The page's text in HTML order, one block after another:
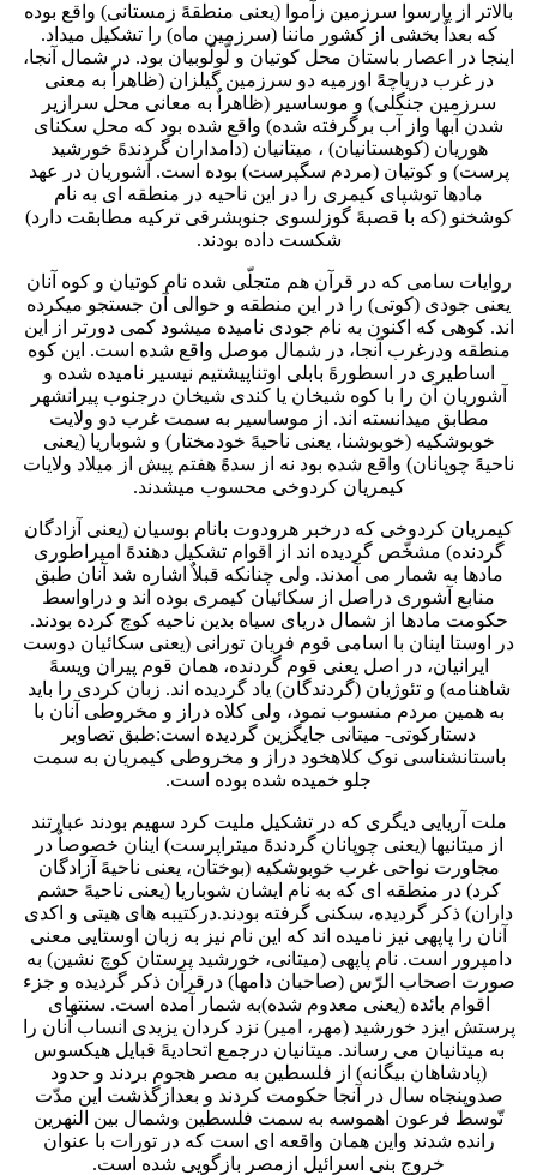
بالاتر از پارسوا سرزمین زآموا (یعنی منطقهً زمستانی) واقع بوده
که بعداٌ بخشی از کشور ماننا (سرزمین ماه) را تشکیل میداد.
اینجا در اعصار باستان محل کوتیان و لّولّوبیان بود. در شمال آنجا،
در غرب دریاچهً اورمیه دو سرزمین گیلزان (ظاهراٌ به معنی
سرزمین جنگلی) و موساسیر (ظاهراٌ به معانی محل سرازیر
شدن آبها واز آب برگرفته شده) واقع شده بود که محل سکنای
هوریان (کوهستانیان) ، میتانیان (دامداران گردندهً خورشید
پرست) و کوتیان (مردم سگپرست) بوده است. آشوریان در عهد
مادها توشپای کیمری را در این ناحیه در منطقه ای به نام
کوشخنو (که با قصبهً گوزلسوی جنوبشرقی ترکیه مطابقت دارد)
شکست داده بودند.
روایات سامی که در قرآن هم متجلّی شده نام کوتیان و کوه آنان
یعنی جودی (کوتی) را در این منطقه و حوالی آن جستجو میکرده
اند. کوهی که اکنون به نام جودی نامیده میشود کمی دورتر از این
منطقه ودرغرب آنجا، در شمال موصل واقع شده است. این کوه
اساطیری در اسطورهً بابلی اوتناپیشتیم نیسیر نامیده شده و
آشوریان آن را با کوه شیخان یا کندی شیخان درجنوب پیرانشهر
مطابق میدانسته اند. از موساسیر به سمت غرب دو ولایت
خوبوشکیه (خوبوشنا، یعنی ناحیهً خودمختار) و شوباریا (یعنی
ناحیهً چوپانان) واقع شده بود نه از سدهً هفتم پیش از میلاد ولایات
کیمریان کردوخی محسوب میشدند.
کیمریان کردوخی که درخبر هرودوت بانام بوسیان (یعنی آزادگان
گردنده) مشخّص گردیده اند از اقوام تشکیل دهندهً امپراطوری
مادها به شمار می آمدند. ولی چنانکه قبلاٌ اشاره شد آنان طبق
منابع آشوری دراصل از سکائیان کیمری بوده اند و دراواسط
حکومت مادها از شمال دریای سیاه بدین ناحیه کوچ کرده بودند.
در اوستا اینان با اسامی قوم فریان تورانی (یعنی سکائیان دوست
ایرانیان، در اصل یعنی قوم گردنده، همان قوم پیران ویسهً
شاهنامه) و تئوژیان (گردندگان) یاد گردیده اند. زبان کردی را باید
به همین مردم منسوب نمود، ولی کلاه دراز و مخروطی آنان با
دستارکوتی- میتانی جایگزین گردیده است:طبق تصاویر
باستانشناسی نوک کلاهخود دراز و مخروطی کیمریان به سمت
جلو خمیده شده بوده است.
ملت آریایی دیگری که در تشکیل ملیت کرد سهیم بودند عبارتند
از میتانیها (یعنی چوپانان گردندهً میتراپرست) اینان خصوصاٌ در
مجاورت نواحی غرب خوبوشکیه (بوختان، یعنی ناحیهً آزادگان
کرد) در منطقه ای که به نام ایشان شوباریا (یعنی ناحیهً حشم
داران) ذکر گردیده، سکنی گرفته بودند.درکتیبه های هیتی و اکدی
آنان را پاپهی نیز نامیده اند که این نام نیز به زبان اوستایی معنی
دامپرور است. نام پاپهی (میتانی، خورشید پرستان کوچ نشین) به
صورت اصحاب الرّس (صاحبان دامها) درقرآن ذکر گردیده و جزء
اقوام بائده (یعنی معدوم شده)به شمار آمده است. سنتهای
پرستش ایزد خورشید (مهر، امیر) نزد کردان یزیدی انساب آنان را
به میتانیان می رساند. میتانیان درجمع اتحادیهً قبایل هیکسوس
(پادشاهان بیگانه) از فلسطین به مصر هجوم بردند و حدود
صدوپنجاه سال در آنجا حکومت کردند و بعدازگذشت این مدّت
تّوسط فرعون اهموسه به سمت فلسطین وشمال بین النهرین
رانده شدند واین همان واقعه ای است که در تورات با عنوان
خروج بنی اسرائیل ازمصر بازگویی شده است.